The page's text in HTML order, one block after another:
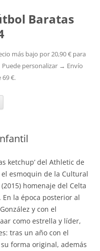
Baratas
más bajo por 20,90 € para
personalizar → Envío
69 €.
ketchup’ del Athletic de
esmoquin de la Cultural
homenaje del Celta
la época posterior al
y con el
como estrella y líder,
tras un año con el
forma original, además